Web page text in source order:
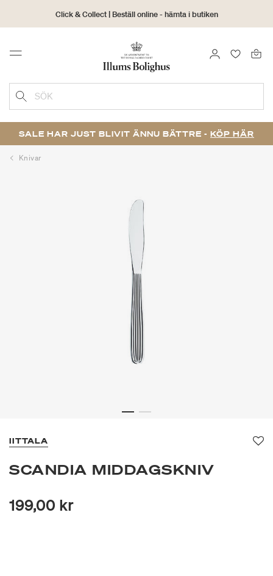
Click & Collect | Beställ online - hämta i butiken
30 dagars returrätt
Menu LOGGA IN
SÖK
SALE HAR JUST BLIVIT ÄNNU BÄTTRE - KÖP HÄR
Knivar
IITTALA
SCANDIA MIDDAGSKNIV
199,00 kr